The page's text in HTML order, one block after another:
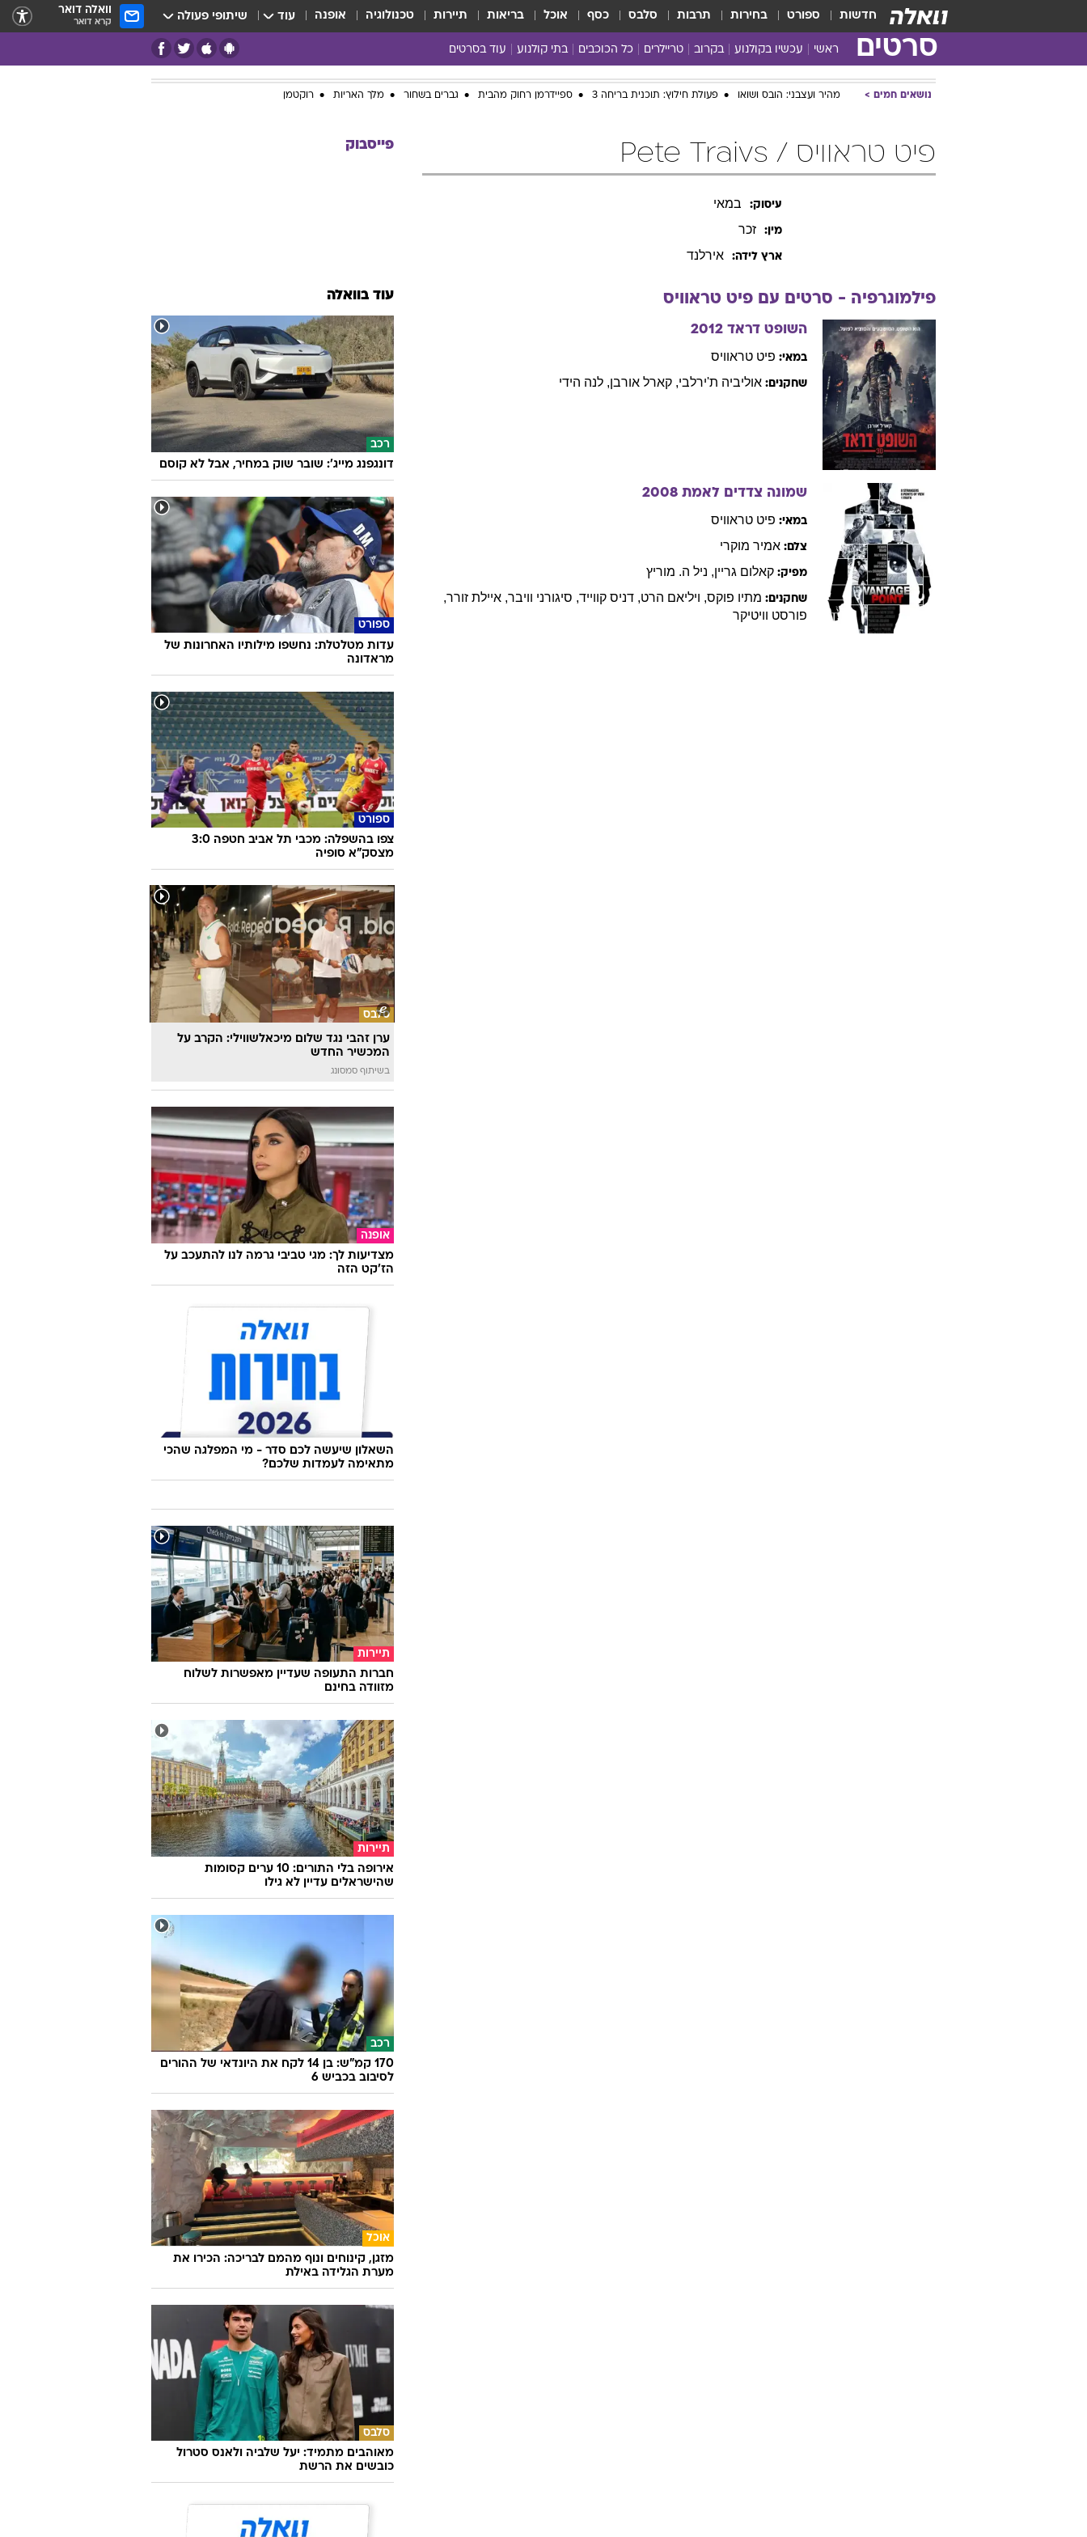
חדשות ספורט בחירות תרבות סלבס כסף אוכל בריאות תיירות טכנולוגיה אופנה עוד שיתופי פעולה וואלה דואר
קרא דואר
סרטים ראשי עכשיו בקולנוע בקרוב טריילרים כל הכוכבים בתי קולנוע עוד בסרטים
כל הסרטים
נושאים חמים מהיר ועצבני: הובס ושואו פעולת חילוץ: תוכנית בריחה 3 ספיידרמן רחוק מהבית גברים בשחור מלך האריות רוקטמן
פיט טראוויס / Pete Traivs
עיסוק: במאי
מין: זכר
ארץ לידה: אירלנד
פילמוגרפיה - סרטים עם פיט טראוויס
השופט דראד 2012
במאי: פיט טראוויס
שחקנים: אוליביה ת'ירלבי, קארל אורבן, לנה הידי
שמונה צדדים לאמת 2008
במאי: פיט טראוויס
צלם: אמיר מוקרי
מפיק: קאלום גריין, ניל ה. מוריץ
שחקנים: מתיו פוקס, ויליאם הרט, דניס קווייד, סיגורני וויבר, איילת זורר,
פורסט וויטיקר
פייסבוק
עוד בוואלה
רכב
דונגפנג מייג': שובר שוק במחיר, אבל לא קוסם
ספורט
עדות מטלטלת: נחשפו מילותיו האחרונות של
מראדונה
ספורט
צפו בהשפלה: מכבי תל אביב חטפה 3:0
מצסק"א סופיה
סלבס
ערן זהבי נגד שלום מיכאלשווילי: הקרב על
המכשיר החדש
בשיתוף סמסונג
אופנה
מצדיעות לך: מגי טביבי גרמה לנו להתעכב על
הז'קט הזה
השאלון שיעשה לכם סדר - מי המפלגה שהכי
מתאימה לעמדות שלכם?
תיירות
חברות התעופה שעדיין מאפשרות לשלוח
מזוודה בחינם
תיירות
אירופה בלי התורים: 10 ערים קסומות
שהישראלים עדיין לא גילו
רכב
170 קמ"ש: בן 14 לקח את היונדאי של ההורים
לסיבוב בכביש 6
אוכל
מזגן, קינוחים ונוף מהמם לבריכה: הכירו את
מערת הגלידה באילת
סלבס
מאוהבים מתמיד: יעל שלביה ולאנס סטרול
כובשים את הרשת